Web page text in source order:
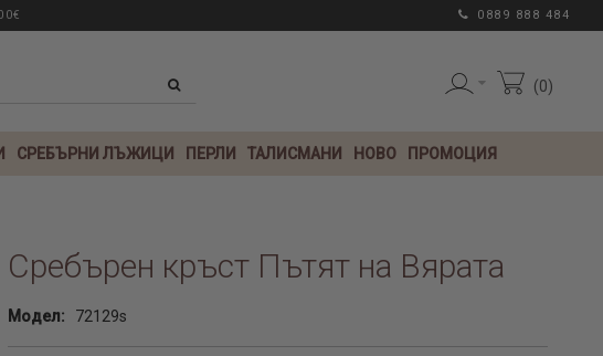
0889 888 484
0
СРЕБЪРНИ ЛЪЖИЦИ ПЕРЛИ ТАЛИСМАНИ НОВО ПРОМОЦИЯ
Сребърен кръст Пътят на Вярата
Модел: 72129s